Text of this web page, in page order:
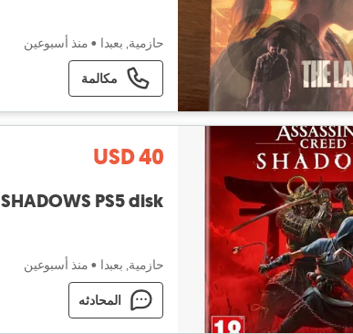
حازمية, بعبدا • منذ أسبوعين
مكالمة
USD 40
SHADOWS PS5 disk
حازمية, بعبدا • منذ أسبوعين
المحادثه